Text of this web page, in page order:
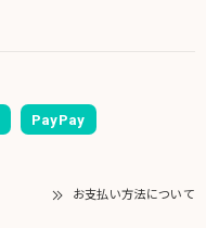
PayPay
お支払い方法について